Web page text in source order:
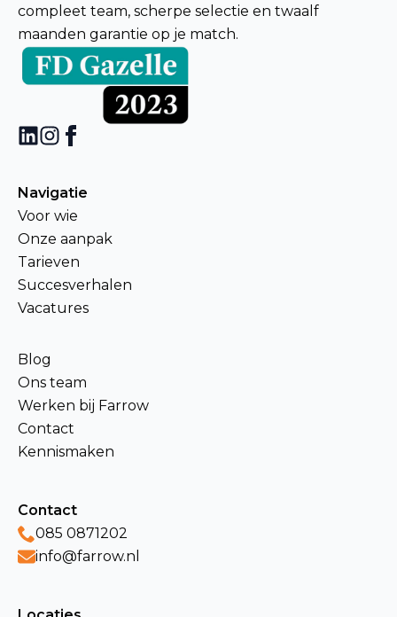
compleet team, scherpe selectie en twaalf
maanden garantie op je match.
Navigatie
Voor wie
Onze aanpak
Tarieven
Succesverhalen
Vacatures
Blog
Ons team
Werken bij Farrow
Contact
Kennismaken
Contact
085 0871202
info@farrow.nl